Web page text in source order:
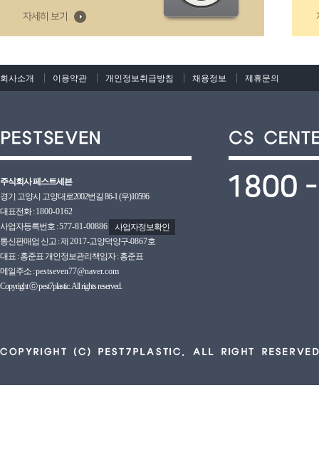
회사소개 이용약관 개인정보취급방침 채용정보 제휴문의
주식회사 페스트세븐
경기 고양시 고양대로2002번길 86-1 (우)10596
대표전화 :1800-0162
사업자등록번호 :577-81-00886
사업자정보확인
통신판매업 신고 : 제 2017-고양덕양구-0867호
대표 : 홍준표 개인정보관리책임자 : 홍준표
메일주소 :pestseven77@naver.com
Copyright ⓒ pest7plastic. All rights reserved.